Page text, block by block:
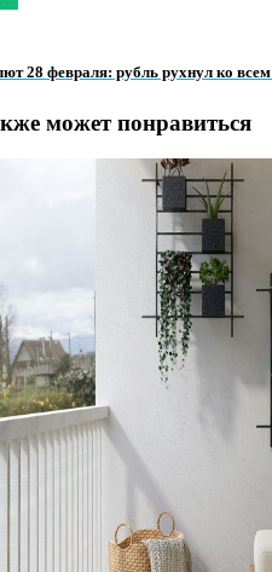
28 февраля: рубль рухнул ко
может понравиться